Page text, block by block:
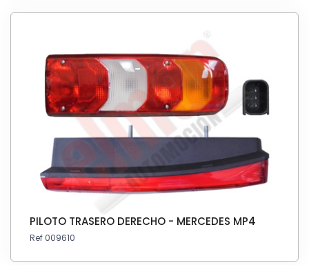
PILOTO TRASERO DERECHO - MERCEDES MP4
Ref 009610